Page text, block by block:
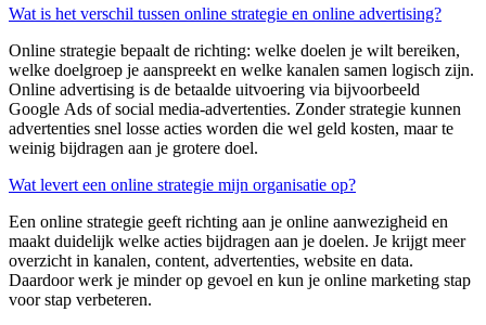
Wat is het verschil tussen online strategie en online advertising?
Online strategie bepaalt de richting: welke doelen je wilt bereiken,
welke doelgroep je aanspreekt en welke kanalen samen logisch zijn.
Online advertising is de betaalde uitvoering via bijvoorbeeld
Google Ads ofsocial media-advertenties. Zonder strategie kunnen
advertenties snel losse acties worden die wel geld kosten, maar te
weinig bijdragen aan je grotere doel.
Wat levert een online strategie mijn organisatie op?
Een online strategie geeft richting aan je online aanwezigheid en
maakt duidelijk welke acties bijdragen aan je doelen. Je krijgt meer
overzicht in kanalen, content, advertenties, website en data.
Daardoor werk je minder op gevoel en kun je online marketing stap
voor stap verbeteren.